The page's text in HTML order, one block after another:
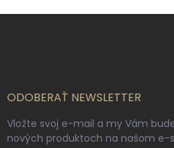
ODOBERAŤ NEWSLETTER
Vložte svoj e-mail a my Vám
nových produktoch na našom e-